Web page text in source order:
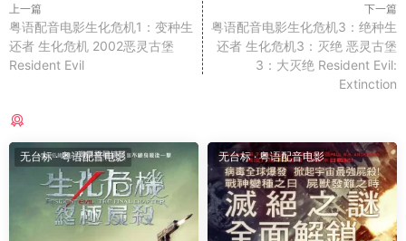
上一篇
粤语配音电影生化危机1：变种生
还者 生化危机 2002恶灵古堡
Resident Evil
下一篇
粤语配音电影生化危机3：绝种生
还者 生化危机3：灭绝 恶灵古堡
3：大灭绝 Resident Evil:
Extinction
无台标·粤语配音电影 无台标·粤语配音电影